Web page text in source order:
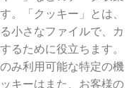
。「クッキー」とは、
小さなファイルで、カ
るために役立ちます。
み利用可能な特定の機
キーはまた、お客様の